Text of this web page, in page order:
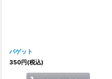
バゲット
350円(税込)